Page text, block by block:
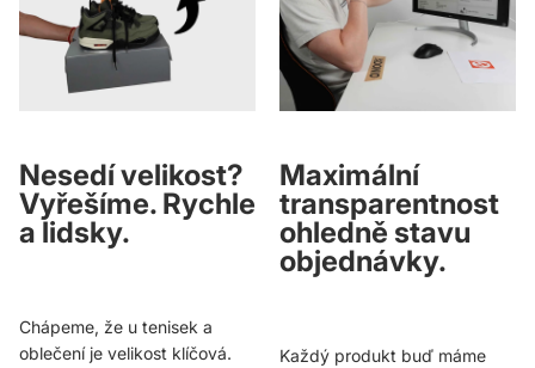
Nesedí velikost?
Vyřešíme. Rychle
a lidsky.
Chápeme, že u tenisek a
oblečení je velikost klíčová.
Maximální
transparentnost
ohledně stavu
objednávky.
Každý produkt buď máme